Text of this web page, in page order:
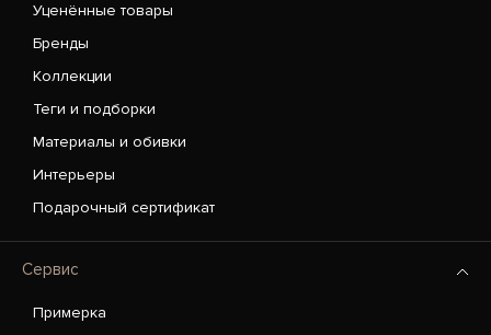
Уценённые товары
Бренды
Коллекции
Теги и подборки
Материалы и обивки
Интерьеры
Подарочный сертификат
Сервис
Примерка